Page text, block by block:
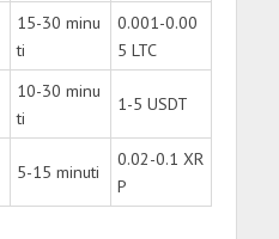
15-30 minu
ti
0.001-0.00
5 LTC
10-30 minu
ti
1-5 USDT
5-15 minuti
0.02-0.1 XR
P